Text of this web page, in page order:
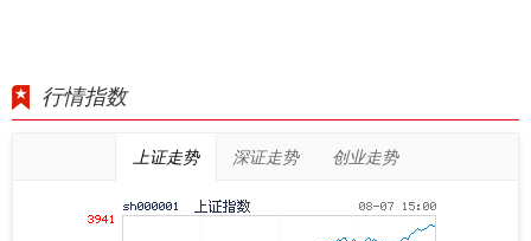
行情指数
上证走势 深证走势 创业走势